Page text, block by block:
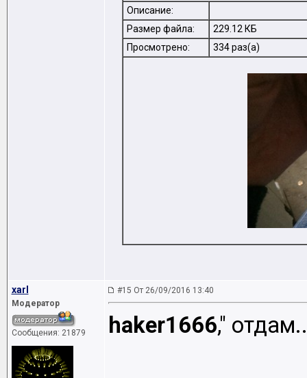
Описание:
Размер файла:
229.12 КБ
Просмотрено:
334 раз(а)
xarl
Модератор
Сообщения: 21879
#15 От 26/09/2016 13:40
haker1666,"